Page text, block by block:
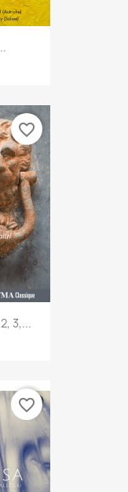
3,...
favorite_border
favorite_border